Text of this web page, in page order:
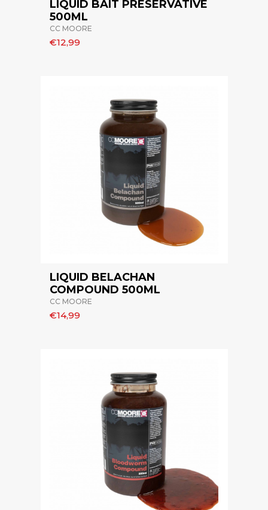
LIQUID BAIT PRESERVATIVE
500ML
CC MOORE
€12,99
LIQUID BELACHAN
COMPOUND 500ML
CC MOORE
€14,99